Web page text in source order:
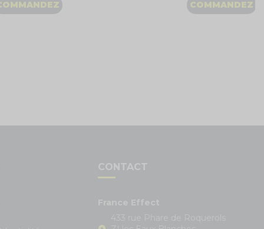
COMMANDEZ
CONTACT